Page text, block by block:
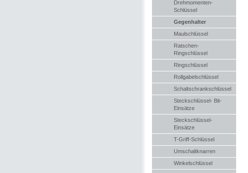
Drehmomenten-
Schlüssel
Gegenhalter
Maulschlüssel
Ratschen-
Ringschlüssel
Ringschlüssel
Rollgabelschlüssel
Schaltschrankschlüssel
Steckschlüssel- Bit-
Einsätze
Steckschlüssel-
Einsätze
T-Griff-Schlüssel
Umschaltknarren
Winkelschlüssel